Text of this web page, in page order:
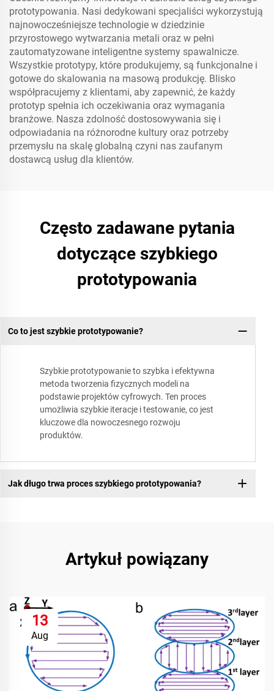
prototypowania. Nasi dedykowani specjaliści wykorzystują
najnowocześniejsze technologie w dziedzinie
przyrostowego wytwarzania metali oraz w pełni
zautomatyzowane inteligentne systemy spawalnicze.
Wszystkie prototypy, które produkujemy, są funkcjonalne i
gotowe do skalowania na masową produkcję. Blisko
współpracujemy z klientami, aby zapewnić, że każdy
prototyp spełnia ich oczekiwania oraz wymagania
branżowe. Nasza zdolność dostosowywania się i
odpowiadania na różnorodne kultury oraz potrzeby
przemysłu na skalę globalną czyni nas zaufanym
dostawcą usług dla klientów.
Często zadawane pytania
dotyczące szybkiego
prototypowania
Co to jest szybkie prototypowanie?
Szybkie prototypowanie to szybka i efektywna
metoda tworzenia fizycznych modeli na
podstawie projektów cyfrowych. Ten proces
umożliwia szybkie iteracje i testowanie, co jest
kluczowe dla nowoczesnego rozwoju
produktów.
Jak długo trwa proces szybkiego prototypowania?
Artykuł powiązany
13
Aug